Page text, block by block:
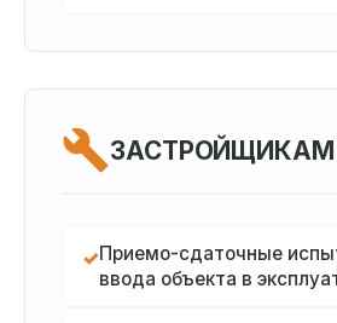
ЗАСТРОЙЩИКАМ
✓Приемо-сдаточные
ввода объекта в